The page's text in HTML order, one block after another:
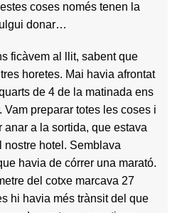
coses només tenen la
donar…
ficàvem al llit, sabent que
horetes. Mai havia afrontat
de 4 de la matinada ens
Vam preparar totes les coses i
anar a la sortida, que estava
hotel. Semblava
havia de córrer una marató.
del cotxe marcava 27
hi havia més trànsit del que